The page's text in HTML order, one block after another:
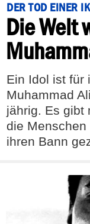
RECHT
FEUILLETON
DEBATTE
DER TOD EINER
Die Welt
Ein Idol ist für
Muhammad
jährig. Es gibt
die
ihren Bann